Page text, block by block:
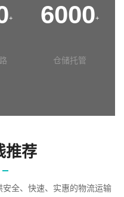
+ 6000+
仓储托管
推荐
全、快速、实惠的物流运输